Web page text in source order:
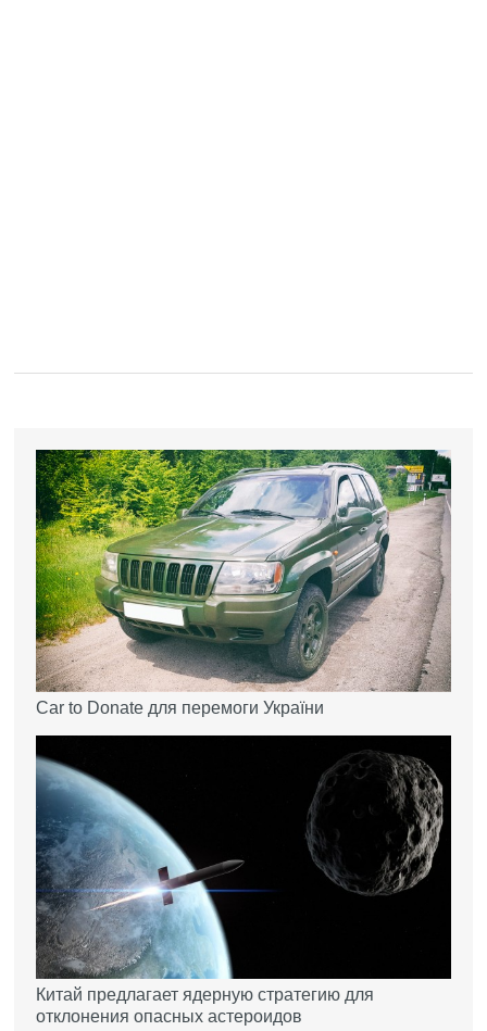
Car to Donate для перемоги України
Китай предлагает ядерную стратегию для
отклонения опасных астероидов